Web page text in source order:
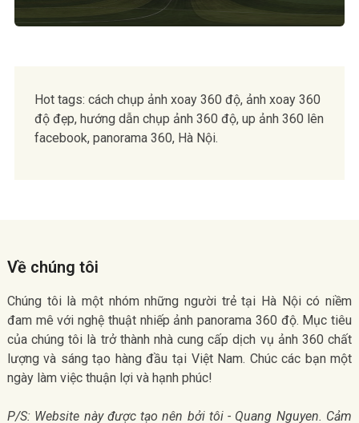
Hot tags: cách chụp ảnh xoay 360 độ, ảnh xoay 360
độ đẹp, hướng dẫn chụp ảnh 360 độ, up ảnh 360 lên
facebook, panorama 360, Hà Nội.
Về chúng tôi
Chúng tôi là một nhóm những người trẻ tại Hà Nội có niềm
đam mê với nghệ thuật nhiếp ảnh panorama 360 độ. Mục tiêu
của chúng tôi là trở thành nhà cung cấp dịch vụ ảnh 360 chất
lượng và sáng tạo hàng đầu tại Việt Nam. Chúc các bạn một
ngày làm việc thuận lợi và hạnh phúc!
P/S: Website này được tạo nên bởi tôi - Quang Nguyen. Cảm